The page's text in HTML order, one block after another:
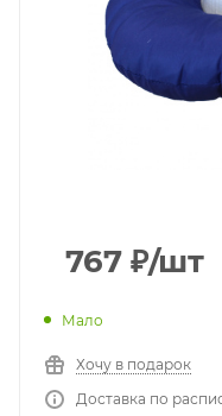
767 ₽/шт
Мало
Хочу в подарок
Доставка по